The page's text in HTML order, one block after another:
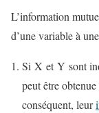
L’information
d’une variable à
Si X et Y sont
peut être
conséquent, leur